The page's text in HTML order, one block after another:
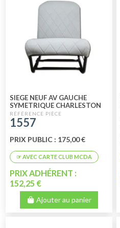
SIEGE NEUF AV GAUCHE
SYMETRIQUE CHARLESTON
1557
PRIX PUBLIC : 175,00 €
PRIX ADHÉRENT :
152,25 €
Ajouter au panier